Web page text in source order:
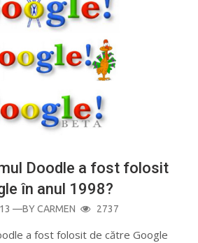
Doodle a fost folosit
în anul 1998?
—BYCARMEN 2737
a fost folosit de către Google